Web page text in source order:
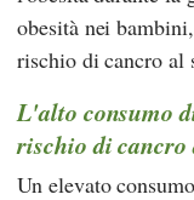
obesità nei
rischio di cancro al
L'alto consumo
rischio di cancro
Un elevato